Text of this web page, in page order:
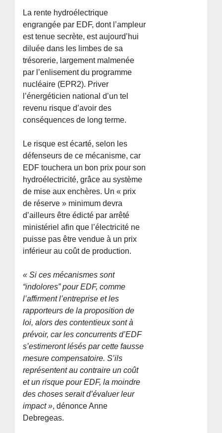
La rente hydroélectrique
engrangée par EDF, dont l’ampleur
est tenue secrète, est aujourd’hui
diluée dans les limbes de sa
trésorerie, largement malmenée
par l’enlisement du programme
nucléaire (EPR2). Priver
l’énergéticien national d’un tel
revenu risque d’avoir des
conséquences de long terme.
Le risque est écarté, selon les
défenseurs de ce mécanisme, car
EDF touchera un bon prix pour son
hydroélectricité, grâce au système
de mise aux enchères. Un « prix
de réserve » minimum devra
d’ailleurs être édicté par arrêté
ministériel afin que l’électricité ne
puisse pas être vendue à un prix
inférieur au coût de production.
« Si ces mécanismes sont
“indolores” pour EDF, comme
l’affirment l’entreprise et les
rapporteurs de la proposition de
loi, alors des contentieux sont à
prévoir, car les concurrents d’EDF
s’estimeront lésés par cette fausse
mesure compensatoire. S’ils
représentent au contraire un coût
et un risque pour EDF, la moindre
des choses serait d’évaluer leur
impact », dénonce Anne
Debregeas.